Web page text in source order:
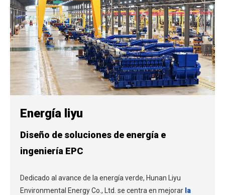
Energía liyu
Diseño de soluciones de energía e
ingeniería EPC
Dedicado al avance de la energía verde, Hunan Liyu
Environmental Energy Co., Ltd. se centra en mejorar la